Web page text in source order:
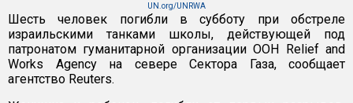
UN.org/UNRWA
Шесть человек погибли в субботу при обстреле
израильскими танками школы, действующей под
патронатом гуманитарной организации ООН Relief and
Works Agency на севере Сектора Газа, сообщает
агентство Reuters.